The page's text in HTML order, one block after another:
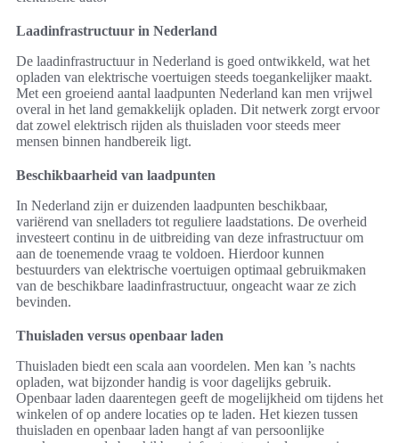
Laadinfrastructuur in Nederland
De laadinfrastructuur in Nederland is goed ontwikkeld, wat het
opladen van elektrische voertuigen steeds toegankelijker maakt.
Met een groeiend aantal laadpunten Nederland kan men vrijwel
overal in het land gemakkelijk opladen. Dit netwerk zorgt ervoor
dat zowel elektrisch rijden als thuisladen voor steeds meer
mensen binnen handbereik ligt.
Beschikbaarheid van laadpunten
In Nederland zijn er duizenden laadpunten beschikbaar,
variërend van snelladers tot reguliere laadstations. De overheid
investeert continu in de uitbreiding van deze infrastructuur om
aan de toenemende vraag te voldoen. Hierdoor kunnen
bestuurders van elektrische voertuigen optimaal gebruikmaken
van de beschikbare laadinfrastructuur, ongeacht waar ze zich
bevinden.
Thuisladen versus openbaar laden
Thuisladen biedt een scala aan voordelen. Men kan ’s nachts
opladen, wat bijzonder handig is voor dagelijks gebruik.
Openbaar laden daarentegen geeft de mogelijkheid om tijdens het
winkelen of op andere locaties op te laden. Het kiezen tussen
thuisladen en openbaar laden hangt af van persoonlijke